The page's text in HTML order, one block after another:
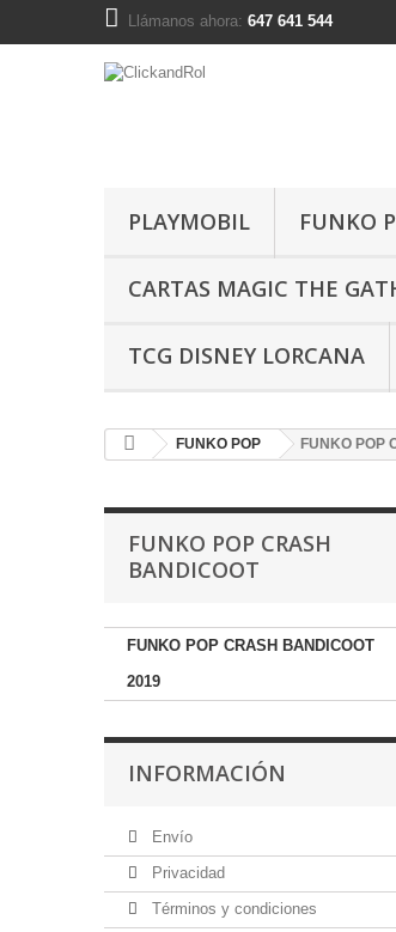
Llámanos ahora: 647 641 544
PLAYMOBIL FUNKO
CARTAS MAGIC THE
TCG DISNEY LORCANA
FUNKO POP FUNKO POP
FUNKO POP CRASH
BANDICOOT
FUNKO POP CRASH BANDICOOT
2019
INFORMACIÓN
Envío
Privacidad
Términos y condiciones